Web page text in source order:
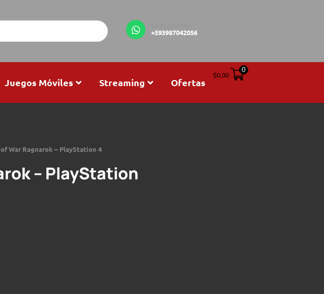
+593987042056
Juegos Móviles Streaming Ofertas
$0,00
0
War Ragnarok – PlayStation 4
– PlayStation